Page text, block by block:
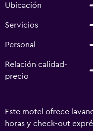
Ubicación
Servicios
Personal
Relación calidad-
precio
Este motel ofrece
horas y check-out